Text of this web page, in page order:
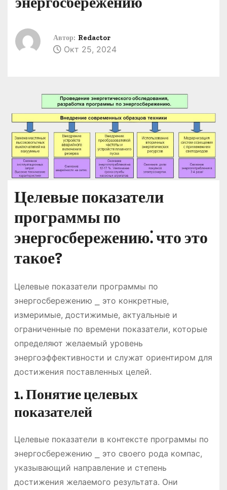
Автор: Redactor
Окт 25, 2024
Целевые показатели
программы по
энергосбережению⁚ что это
такое?
Целевые показатели программы по
энергосбережению ⎯ это конкретные,
измеримые, достижимые, актуальные и
ограниченные по времени показатели, которые
определяют желаемый уровень
энергоэффективности и служат ориентиром для
достижения поставленных целей.
1. Понятие целевых
показателей
Целевые показатели в контексте программы по
энергосбережению ⎯ это своего рода компас,
указывающий направление и степень
достижения желаемого результата. Они